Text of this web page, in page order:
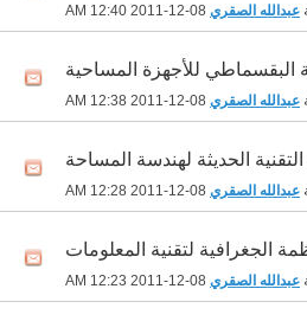
عبدالله الصقري 12:40 AM
البقسماطي للأجهزة المساحية
عبدالله الصقري 12:38 AM
الحديثة لهندسة المساحة
عبدالله الصقري 12:28 AM
الجغرافية لتقنية المعلومات
عبدالله الصقري 12:23 AM